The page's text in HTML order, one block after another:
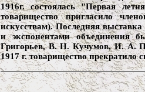
1916г. состоялась "Первая
товарищество пригласило
искусствам). Последняя
и экспонентами
Григорьев, В. Н. Кучумов, И.
1917 г. товарищество прекратило